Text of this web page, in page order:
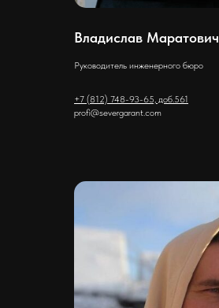
Владислав Маратович
Руководитель инженерного бюро
+7 (812) 748-93-65, доб.561
profi@severgarant.com